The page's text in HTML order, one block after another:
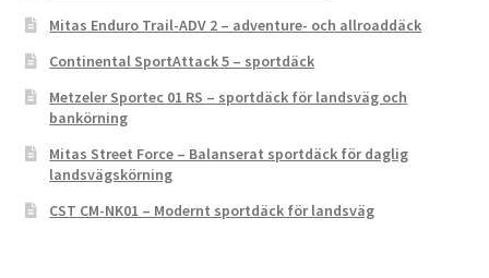
Mitas Enduro Trail-ADV 2 – adventure- och allroaddäck
Continental SportAttack 5 – sportdäck
Metzeler Sportec 01 RS – sportdäck för landsväg och
bankörning
Mitas Street Force – Balanserat sportdäck för daglig
landsvägskörning
CST CM-NK01 – Modernt sportdäck för landsväg